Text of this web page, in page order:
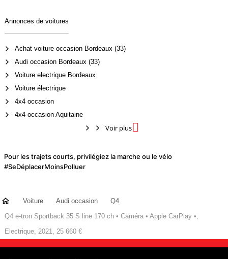
Annonces de voitures
Achat voiture occasion Bordeaux (33)
Audi occasion Bordeaux (33)
Voiture electrique Bordeaux
Voiture électrique
4x4 occasion
4x4 occasion Aquitaine
Voir plus
Pour les trajets courts, privilégiez la marche ou le vélo
#SeDéplacerMoinsPolluer
Voiture Audi occasion
Q4
Q4 e-tron Sportback 35 S line 170 ch • Caméra • Apple CarPlay •,
Electrique, 2021, 25 660 €